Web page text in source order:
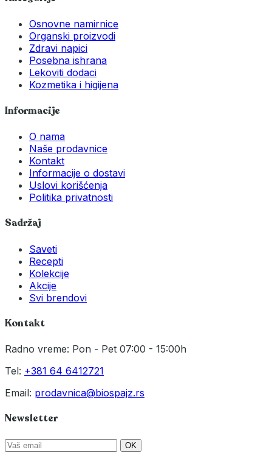
Osnovne namirnice
Organski proizvodi
Zdravi napici
Posebna ishrana
Lekoviti dodaci
Kozmetika i higijena
Informacije
O nama
Naše prodavnice
Kontakt
Informacije o dostavi
Uslovi korišćenja
Politika privatnosti
Sadržaj
Saveti
Recepti
Kolekcije
Akcije
Svi brendovi
Kontakt
Radno vreme: Pon - Pet 07:00 - 15:00h
Tel: +381 64 6412721
Email: prodavnica@biospajz.rs
Newsletter
OK